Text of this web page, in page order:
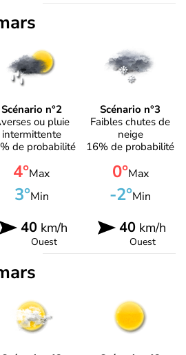
Scénario n°2
ou pluie
intermittente
de probabilité
4°Max
3°Min
40km/h
Ouest
Scénario n°3
Faibles chutes de
neige
16% de probabilité
0°Max
-2°Min
40 km/h
Ouest